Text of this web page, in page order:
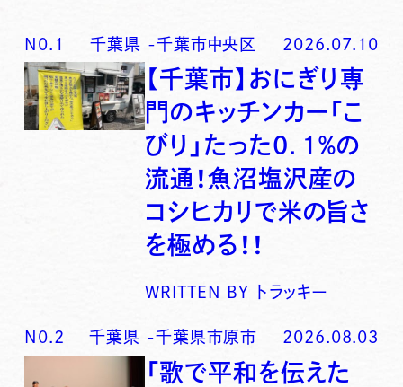
N0. 1 千葉県 -千葉市中央区 2026.07.10
【千葉市】おにぎり専
門のキッチンカー「こ
びり」たった0．1％の
流通！魚沼塩沢産の
コシヒカリで米の旨さ
を極める！！
WRITTEN BY トラッキー
N0. 2 千葉県 -千葉県市原市 2026.08.03
「歌で平和を伝えた